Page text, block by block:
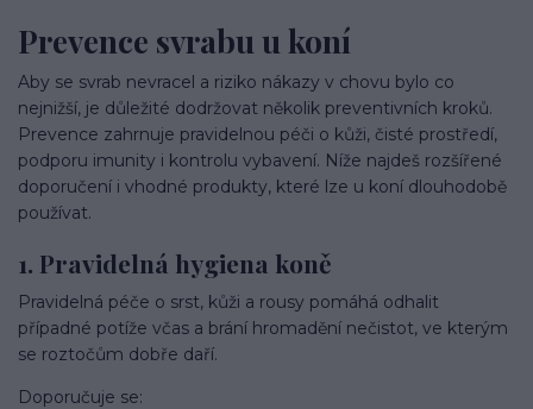
Prevence svrabu u koní
Aby se svrab nevracel a riziko nákazy v chovu bylo co
nejnižší, je důležité dodržovat několik preventivních kroků.
Prevence zahrnuje pravidelnou péči o kůži, čisté prostředí,
podporu imunity i kontrolu vybavení. Níže najdeš rozšířené
doporučení i vhodné produkty, které lze u koní dlouhodobě
používat.
1. Pravidelná hygiena koně
Pravidelná péče o srst, kůži a rousy pomáhá odhalit
případné potíže včas a brání hromadění nečistot, ve kterým
se roztočům dobře daří.
Doporučuje se: